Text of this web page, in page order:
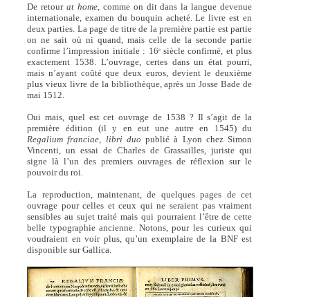
De retour at home, comme on dit dans la langue devenue
internationale, examen du bouquin acheté. Le livre est en
deux parties. La page de titre de la première partie est partie
on ne sait où ni quand, mais celle de la seconde partie
confirme l’impression initiale : 16esiècle confirmé, et plus
exactement 1538. L’ouvrage, certes dans un état pourri,
mais n’ayant coûté que deux euros, devient le deuxième
plus vieux livre de la bibliothèque, après un Josse Bade de
mai 1512.
Oui mais, quel est cet ouvrage de 1538 ? Il s’agit de la
première édition (il y en eut une autre en 1545) du
Regalium franciae, libri duo publié à Lyon chez Simon
Vincenti, un essai de Charles de Grassailles, juriste qui
signe là l’un des premiers ouvrages de réflexion sur le
pouvoir du roi.
La reproduction, maintenant, de quelques pages de cet
ouvrage pour celles et ceux qui ne seraient pas vraiment
sensibles au sujet traité mais qui pourraient l’être de cette
belle typographie ancienne. Notons, pour les curieux qui
voudraient en voir plus, qu’un exemplaire de la BNF est
disponible sur Gallica.